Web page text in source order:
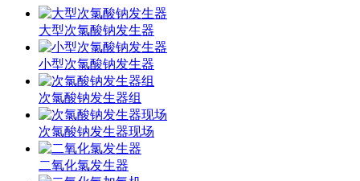
大型次氯酸钠发生器
小型次氯酸钠发生器
次氯酸钠发生器组
次氯酸钠发生器现场
二氧化氯发生器